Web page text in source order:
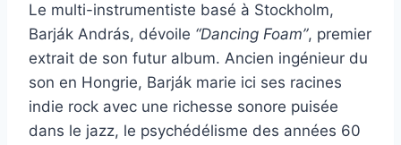
Le multi-instrumentiste basé à Stockholm,
Barják András, dévoile “Dancing Foam”, premier
extrait de son futur album. Ancien ingénieur du
son en Hongrie, Barják marie ici ses racines
indie rock avec une richesse sonore puisée
dans le jazz, le psychédélisme des années 60